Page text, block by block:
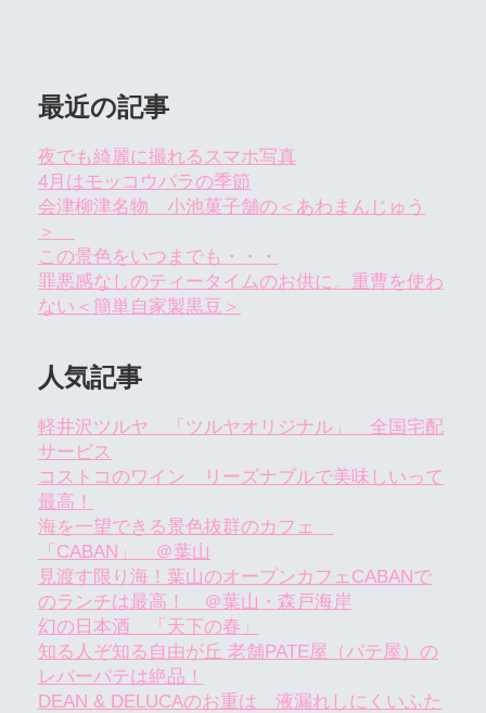
最近の記事
夜でも綺麗に撮れるスマホ写真
4月はモッコウバラの季節
会津柳津名物 小池菓子舗の＜あわまんじゅう
＞
この景色をいつまでも・・・
罪悪感なしのティータイムのお供に。重曹を使わ
ない＜簡単自家製黒豆＞
人気記事
軽井沢ツルヤ 「ツルヤオリジナル」 全国宅配
サービス
コストコのワイン リーズナブルで美味しいって
最高！
海を一望できる景色抜群のカフェ
「CABAN」 ＠葉山
見渡す限り海！葉山のオープンカフェCABANで
のランチは最高！ ＠葉山・森戸海岸
幻の日本酒 「天下の春」
知る人ぞ知る自由が丘 老舗PATE屋（パテ屋）の
レバーパテは絶品！
DEAN & DELUCAのお重は 液漏れしにくいふた